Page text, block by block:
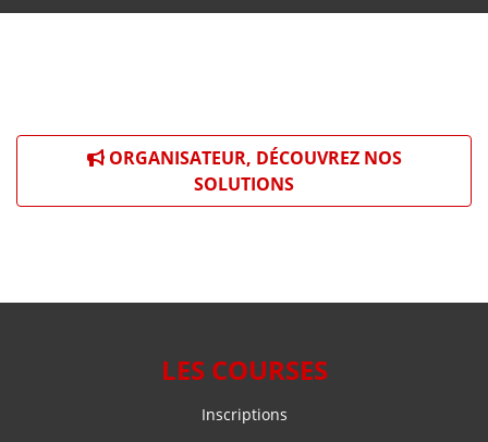
ORGANISATEUR, DÉCOUVREZ NOS
SOLUTIONS
LES COURSES
Inscriptions